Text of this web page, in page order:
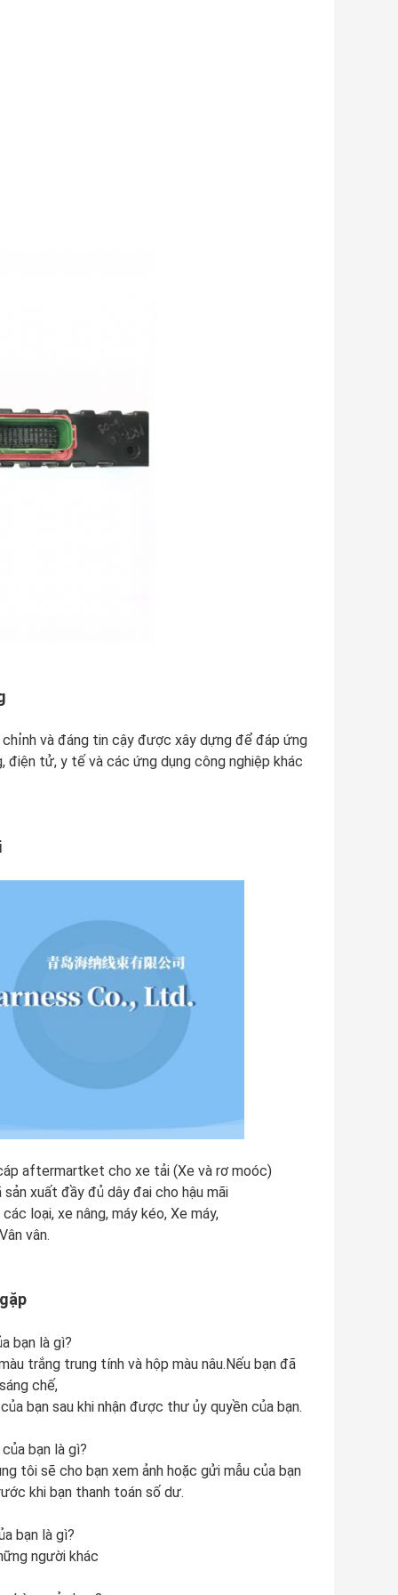
và đáng tin cậy được xây dựng để đáp ứng
điện tử, y tế và các ứng dụng công nghiệp khác
aftermartket cho xe tải (Xe và rơ moóc)
xuất đầy đủ dây đai cho hậu mãi
loại, xe nâng, máy kéo, Xe máy,
vân.
bạn là gì?
trắng trung tính và hộp màu nâu.Nếu bạn đã
chế,
bạn sau khi nhận được thư ủy quyền của bạn.
bạn là gì?
tôi sẽ cho bạn xem ảnh hoặc gửi mẫu của bạn
khi bạn thanh toán số dư.
bạn là gì?
người khác